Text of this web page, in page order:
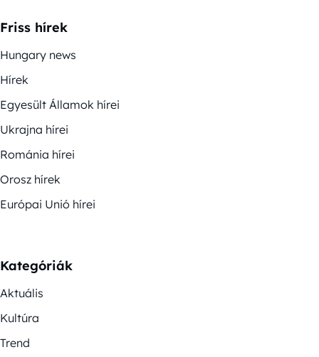
Friss hírek
Hungary news
Hírek
Egyesült Államok hírei
Ukrajna hírei
Románia hírei
Orosz hírek
Európai Unió hírei
Kategóriák
Aktuális
Kultúra
Trend